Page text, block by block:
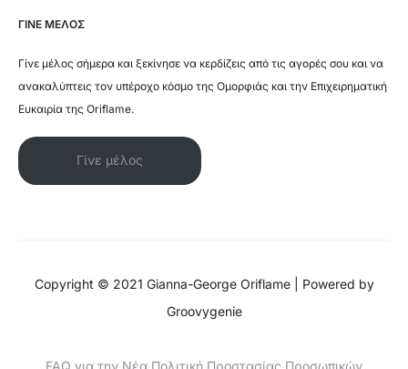
ΓΙΝΕ ΜΕΛΟΣ
Γίνε μέλος σήμερα και ξεκίνησε να κερδίζεις από τις αγορές σου και να
ανακαλύπτεις τον υπέροχο κόσμο της Ομορφιάς και την Επιχειρηματική
Ευκαιρία της Oriflame.
Γίνε μέλος
Copyright © 2021 Gianna-George Oriflame | Powered by
Groovygenie
FAQ για την Νέα Πολιτική Προστασίας Προσωπικών